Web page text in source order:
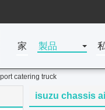
家 製品
catering truck
isuzu chassis